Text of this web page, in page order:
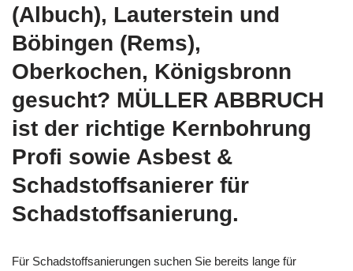
(Albuch), Lauterstein und
Böbingen (Rems),
Oberkochen, Königsbronn
gesucht? MÜLLER ABBRUCH
ist der richtige Kernbohrung
Profi sowie Asbest &
Schadstoffsanierer für
Schadstoffsanierung.
Für Schadstoffsanierungen suchen Sie bereits lange für